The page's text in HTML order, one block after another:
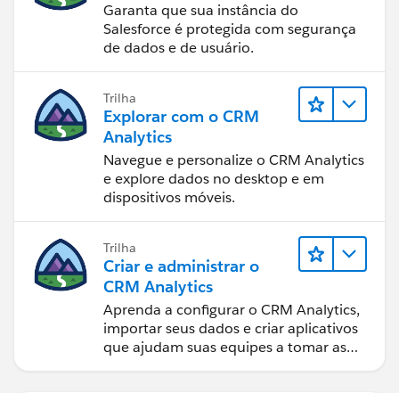
Garanta que sua instância do
Salesforce é protegida com segurança
de dados e de usuário.
Trilha
Explorar com o CRM
Analytics
Navegue e personalize o CRM Analytics
e explore dados no desktop e em
dispositivos móveis.
Trilha
Criar e administrar o
CRM Analytics
Aprenda a configurar o CRM Analytics,
importar seus dados e criar aplicativos
que ajudam suas equipes a tomar as
melhores decisões.